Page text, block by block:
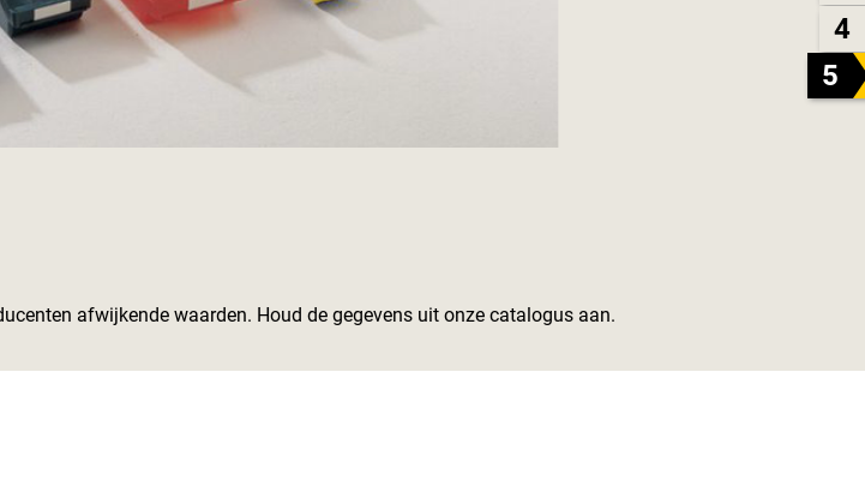
4
5
afwijkende waarden. Houd de gegevens uit onze catalogus aan.